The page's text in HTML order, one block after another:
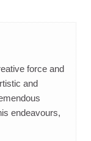
force and
and
endeavours,